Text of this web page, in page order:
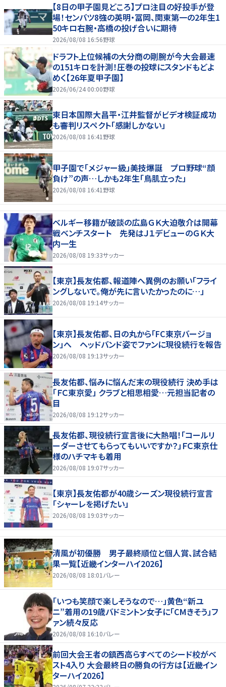
【8日の甲子園見どころ】プロ注目の好投手が登
場！センバツ8強の英明・冨岡、関東第一の2年生1
50キロ右腕・高橋の投げ合いに期待
2026/08/08 16:56野球
ドラフト上位候補の大分商の剛腕が今大会最速
の151キロを計測！圧巻の投球にスタンドもどよ
めく【26年夏甲子園】
2026/06/24 00:00野球
東日本国際大昌平・江井監督がビデオ検証成功
も審判リスペクト「感謝しかない」
2026/08/08 16:41野球
甲子園で「メジャー級」美技爆誕 プロ野球“顔
負け”の声…しかも2年生「鳥肌立った」
2026/08/08 16:41野球
ベルギー移籍が破談の広島ＧＫ大迫敬介は開幕
戦ベンチスタート 先発はＪ１デビューのＧＫ大
内一生
2026/08/08 19:33サッカー
【東京】長友佑都、報道陣へ異例のお願い「フライ
ングしないで。俺が先に言いたかったのに…」
2026/08/08 19:14サッカー
【東京】長友佑都、日の丸から「FC東京バージョ
ン」へ ヘッドバンド姿でファンに現役続行を報告
2026/08/08 19:13サッカー
長友佑都、悩みに悩んだ末の現役続行 決め手は
「ＦＣ東京愛」 クラブと相思相愛…元担当記者の
目
2026/08/08 19:12サッカー
長友佑都、現役続行宣言後に大熱唱！「コールリ
ーダーさせてもらってもいいですか？」ＦＣ東京仕
様のハチマキも着用
2026/08/08 19:07サッカー
【東京】長友佑都が40歳シーズン現役続行宣言
「シャーレを掲げたい」
2026/08/08 19:03サッカー
清風が初優勝 男子最終順位と個人賞、試合結
果一覧【近畿インターハイ2026】
2026/08/08 18:01バレー
「いつも笑顔で楽しそうなので…」黄色“新ユ
ニ”着用の19歳バドミントン女子に「CMきそう」フ
ァン続々反応
2026/08/08 16:10バレー
前回大会王者の鎮西高らすべてのシード校がベ
スト4入り 大会最終日の勝負の行方は【近畿イン
ターハイ2026】